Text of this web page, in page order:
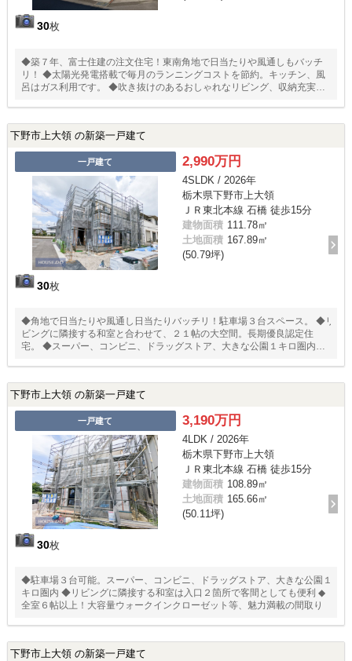
30枚
◆築７年、富士住建の注文住宅！東南角地で日当たりや風通しもバッチ
リ！ ◆太陽光発電搭載で毎月のランニングコストを節約。キッチン、風
呂はガス利用です。 ◆吹き抜けのあるおしゃれなリビング、収納充実の
下野市上大領 の新築一戸建て
一戸建て
30枚
2,990万円
4SLDK / 2026年
栃木県下野市上大領
ＪＲ東北本線 石橋 徒歩15分
建物面積 111.78㎡
土地面積 167.89㎡
(50.79坪)
◆角地で日当たりや風通し日当たりバッチリ！駐車場３台スペース。 ◆リ
ビングに隣接する和室と合わせて、２１帖の大空間。長期優良認定住
宅。 ◆スーパー、コンビニ、ドラッグストア、大きな公園１キロ圏内で
下野市上大領 の新築一戸建て
一戸建て
30枚
3,190万円
4LDK / 2026年
栃木県下野市上大領
ＪＲ東北本線 石橋 徒歩15分
建物面積 108.89㎡
土地面積 165.66㎡
(50.11坪)
◆駐車場３台可能。スーパー、コンビニ、ドラッグストア、大きな公園１
キロ圏内 ◆リビングに隣接する和室は入口２箇所で客間としても便利 ◆
全室６帖以上！大容量ウォークインクローゼット等、魅力満載の間取り
下野市上大領 の新築一戸建て